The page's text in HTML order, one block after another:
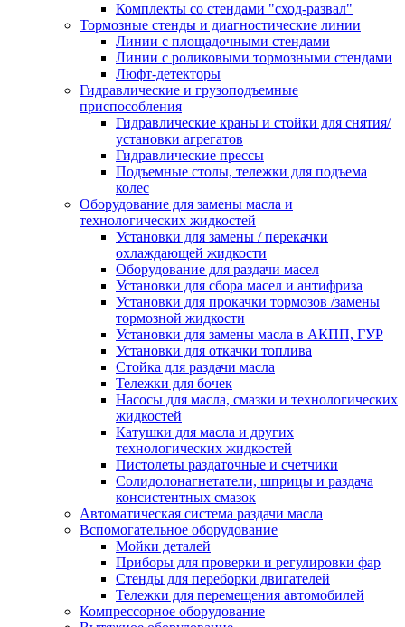
Комплекты со стендами "сход-развал"
Тормозные стенды и диагностические линии
Линии с площадочными стендами
Линии с роликовыми тормозными стендами
Люфт-детекторы
Гидравлические и грузоподъемные
приспособления
Гидравлические краны и стойки для снятия/
установки агрегатов
Гидравлические прессы
Подъемные столы, тележки для подъема
колес
Оборудование для замены масла и
технологических жидкостей
Установки для замены / перекачки
охлаждающей жидкости
Оборудование для раздачи масел
Установки для сбора масел и антифриза
Установки для прокачки тормозов /замены
тормозной жидкости
Установки для замены масла в АКПП, ГУР
Установки для откачки топлива
Стойка для раздачи масла
Тележки для бочек
Насосы для масла, смазки и технологических
жидкостей
Катушки для масла и других
технологических жидкостей
Пистолеты раздаточные и счетчики
Солидолонагнетатели, шприцы и раздача
консистентных смазок
Автоматическая система раздачи масла
Вспомогательное оборудование
Мойки деталей
Приборы для проверки и регулировки фар
Стенды для переборки двигателей
Тележки для перемещения автомобилей
Компрессорное оборудование